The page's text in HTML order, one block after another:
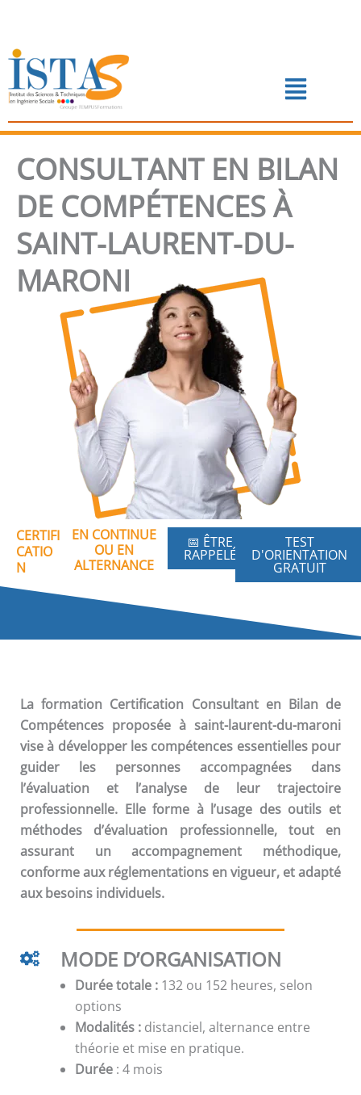
contenu
Menu
📅 PRENDRE RENDEZ-VOUS
CONSULTANT EN BILAN
DE COMPÉTENCES À
SAINT-LAURENT-DU-
MARONI
CERTIFI
CATIO
N
EN CONTINUE
OU EN
ALTERNANCE
📅 ÊTRE
RAPPELÉ
TEST
D'ORIENTATION
GRATUIT
La formation Certification Consultant en Bilan de
Compétences proposée à saint-laurent-du-maroni
vise à développer les compétences essentielles pour
guider les personnes accompagnées dans
l’évaluation et l’analyse de leur trajectoire
professionnelle. Elle forme à l’usage des outils et
méthodes d’évaluation professionnelle, tout en
assurant un accompagnement méthodique,
conforme aux réglementations en vigueur, et adapté
aux besoins individuels.
MODE D’ORGANISATION
Durée totale : 132 ou 152 heures, selon
options
Modalités : distanciel, alternance entre
théorie et mise en pratique.
Durée : 4 mois